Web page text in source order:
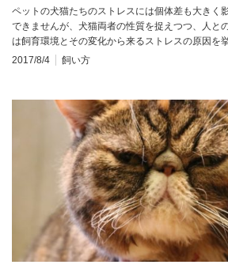
ペットの犬猫たちのストレスには個体差も大きく
できませんが、犬猫両者の性質を捉えつつ、人と
は飼育環境とその変化から来るストレスの原因を
2017/8/4
飼い方